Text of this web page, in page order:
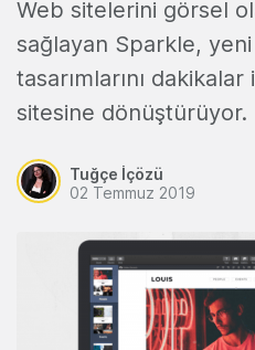
Web sitelerini görsel
sağlayan Sparkle,
tasarımlarını
sitesine dönüştürüyor.
Tuğçe İçözü
02 Temmuz 2019